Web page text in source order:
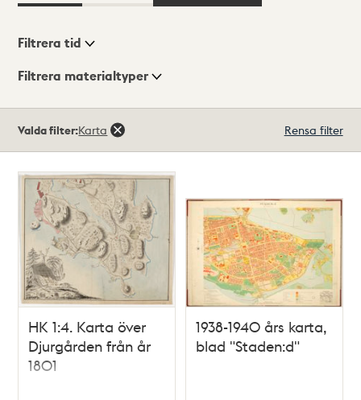
Visningsläge
Filtrera tid
Filtrera materialtyper
träffar
Valda filter:Karta Rensa filter
HK 1:4. Karta över
Djurgården från år
1801
1938-1940 års karta,
blad "Staden:d"